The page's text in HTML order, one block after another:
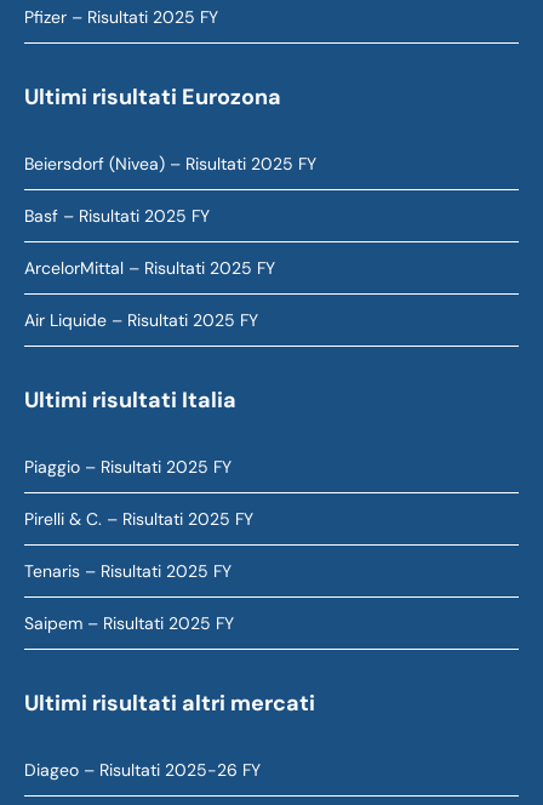
Pfizer – Risultati 2025 FY
Ultimi risultati Eurozona
Beiersdorf (Nivea) – Risultati 2025 FY
Basf – Risultati 2025 FY
ArcelorMittal – Risultati 2025 FY
Air Liquide – Risultati 2025 FY
Ultimi risultati Italia
Piaggio – Risultati 2025 FY
Pirelli & C. – Risultati 2025 FY
Tenaris – Risultati 2025 FY
Saipem – Risultati 2025 FY
Ultimi risultati altri mercati
Diageo – Risultati 2025-26 FY